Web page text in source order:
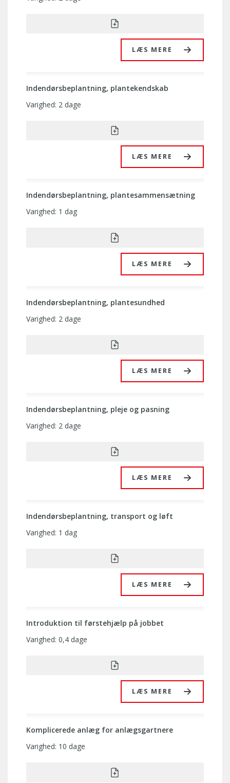
LÆS MERE
Indendørsbeplantning, plantekendskab
LÆS MERE
Varighed: 2 dage
Indendørsbeplantning, plantesammensætning
LÆS MERE
Varighed: 1 dag
Indendørsbeplantning, plantesundhed
LÆS MERE
Varighed: 2 dage
Indendørsbeplantning, pleje og pasning
LÆS MERE
Varighed: 2 dage
Indendørsbeplantning, transport og løft
LÆS MERE
Varighed: 1 dag
Introduktion til førstehjælp på jobbet
LÆS MERE
Varighed: 0,4 dage
Komplicerede anlæg for anlægsgartnere
Varighed: 10 dage